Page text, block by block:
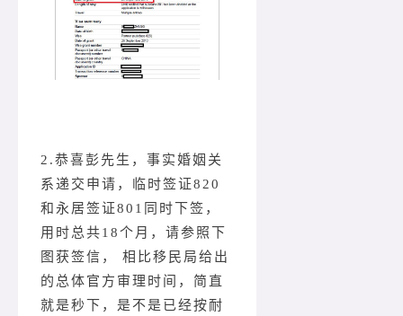
2.恭喜彭先生，事实婚姻关
系递交申请，临时签证820
和永居签证801同时下签，
用时总共18个月，请参照下
图获签信， 相比移民局给出
的总体官方审理时间，简直
就是秒下，是不是已经按耐